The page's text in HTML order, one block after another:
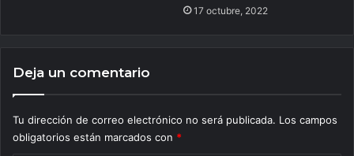
17 octubre, 2022
Deja un comentario
Tu dirección de correo electrónico no será publicada. Los campos
obligatorios están marcados con *